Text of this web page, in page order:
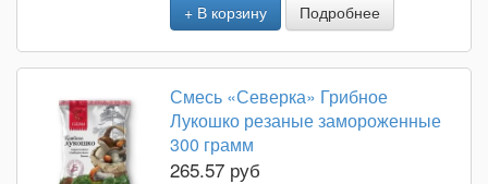
+ В корзину Подробнее
Смесь «Северка» Грибное
Лукошко резаные замороженные
300 грамм
265.57 руб